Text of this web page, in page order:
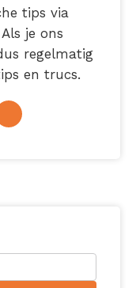
tips via
je ons
regelmatig
en trucs.